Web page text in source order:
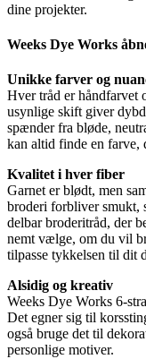
dine projekter.
Weeks Dye Works
Unikke farver og
Hver tråd er håndfarvet
usynlige skift giver
spænder fra bløde,
kan altid finde en farve,
Kvalitet i hver fiber
Garnet er blødt, men
broderi forbliver smukt,
delbar broderitråd, der
nemt vælge, om du vil
tilpasse tykkelsen til dit
Alsidig og kreativ
Weeks Dye Works 6-
Det egner sig til
også bruge det til
personlige motiver.